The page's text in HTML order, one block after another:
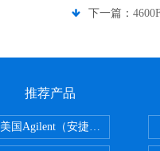
下一篇：
推荐产品
美国Agilent（安捷伦） PLOT色